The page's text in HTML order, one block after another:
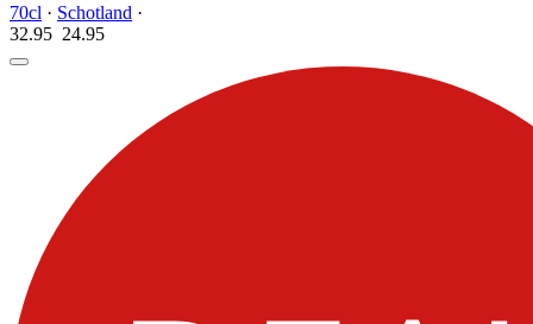
70cl · Schotland ·
32.95 24.95